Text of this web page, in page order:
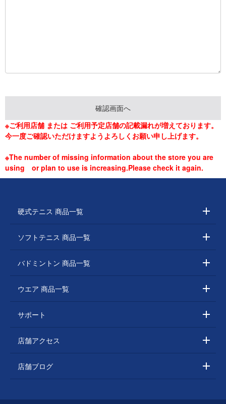
※ご利用店舗 または ご利用予定店舗の記載漏れが増えております。
今一度ご確認いただけますようよろしくお願い申し上げます。
※The number of missing information about the store you are
using or plan to use is increasing.Please check it again.
硬式テニス 商品一覧
ソフトテニス 商品一覧
バドミントン 商品一覧
ウエア 商品一覧
サポート
店舗アクセス
店舗ブログ